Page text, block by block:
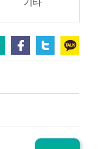
기타
카카오